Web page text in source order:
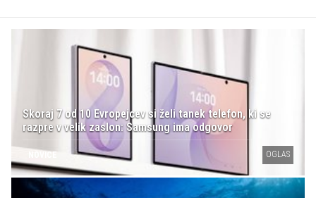
Skoraj 7 od 10 Evropejcev si želi tanek telefon, ki se
razpre v velik zaslon: Samsung ima odgovor
OGLAS